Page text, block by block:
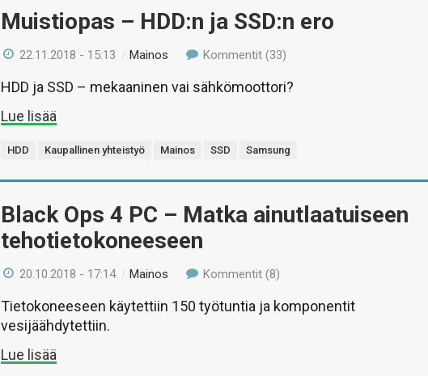
Muistiopas – HDD:n ja SSD:n ero
22.11.2018 - 15:13 /Mainos Kommentit (33)
HDD ja SSD – mekaaninen vai sähkömoottori?
Lue lisää
HDD Kaupallinen yhteistyö Mainos SSD Samsung
Black Ops 4 PC – Matka ainutlaatuiseen
tehotietokoneeseen
20.10.2018 - 17:14 /Mainos Kommentit (8)
Tietokoneeseen käytettiin 150 työtuntia ja komponentit
vesijäähdytettiin.
Lue lisää